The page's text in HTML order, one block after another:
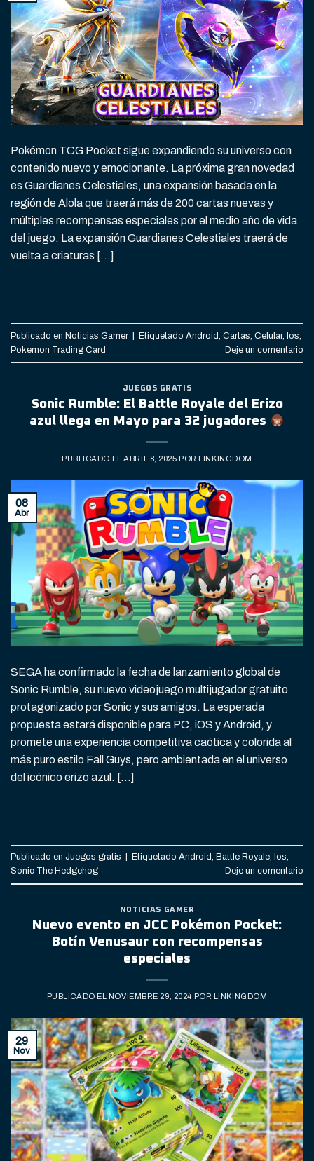
Pokémon TCG Pocket sigue expandiendo su universo con
contenido nuevo y emocionante. La próxima gran novedad
es Guardianes Celestiales, una expansión basada en la
región de Alola que traerá más de 200 cartas nuevas y
múltiples recompensas especiales por el medio año de vida
del juego. La expansión Guardianes Celestiales traerá de
vuelta a criaturas […]
Publicado en Noticias Gamer | Etiquetado Android, Cartas, Celular, Ios,
Pokemon Trading Card
Deje un comentario
JUEGOS GRATIS
Sonic Rumble: El Battle Royale del Erizo
azul llega en Mayo para 32 jugadores
PUBLICADO ELABRIL 8, 2025 POR LINKINGDOM
08
Abr
SEGA ha confirmado la fecha de lanzamiento global de
Sonic Rumble, su nuevo videojuego multijugador gratuito
protagonizado por Sonic y sus amigos. La esperada
propuesta estará disponible para PC, iOS y Android, y
promete una experiencia competitiva caótica y colorida al
más puro estilo Fall Guys, pero ambientada en el universo
del icónico erizo azul. […]
Publicado en Juegos gratis Etiquetado Android, Battle Royale, Ios,
Sonic The Hedgehog
Deje un comentario
NOTICIAS GAMER
Nuevo evento en JCC Pokémon Pocket:
Botín Venusaur con recompensas
especiales
PUBLICADO EL NOVIEMBRE 29, 2024 POR LINKINGDOM
29
Nov